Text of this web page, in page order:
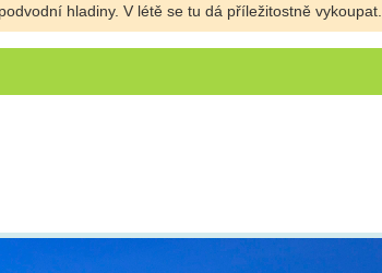
hladiny. V létě se tu dá příležitostně vykoupat.